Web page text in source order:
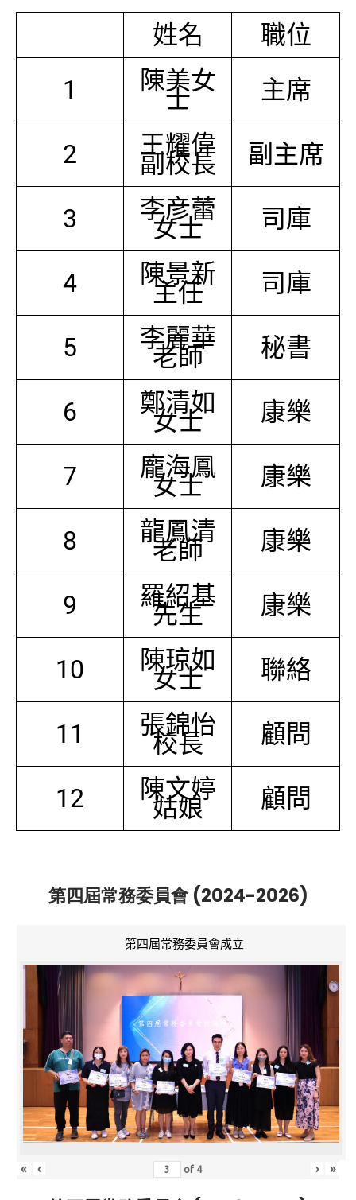
姓名
職位
1
陳美女
士 主席
2 王耀偉
副校長 副主席
3 李彦蕾
女士 司庫
4 陳景新
主任 司庫
5 李麗華
老師 秘書
6 鄭清如
女士 康樂
7 龐海鳳
女士 康樂
8 龍鳳清
老師 康樂
9 羅紹基
先生 康樂
10 陳琼如
女士 聯絡
11 張錦怡
校長 顧問
12 陳文婷
姑娘 顧問
第四屆常務委員會 (2024-2026)
第四屆常務委員會成立
« ‹ of 4 › »